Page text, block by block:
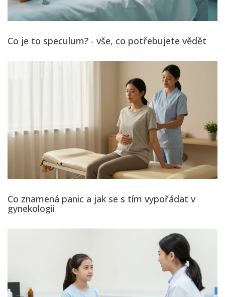
Co je to speculum? - vše, co potřebujete vědět
Co znamená panic a jak se s tím vypořádat v
gynekologii